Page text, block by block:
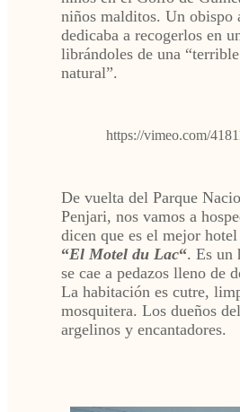
niños malditos. Un obispo
dedicaba a recogerlos en
librándoles de una
natural”.
https://vimeo.com/
De vuelta del Parque
Penjari, nos vamos a
dicen que es el mejor
“El Motel du Lac“. Es un
se cae a pedazos lleno de
La habitación es cutre,
mosquitera. Los dueños
argelinos y encantadores.